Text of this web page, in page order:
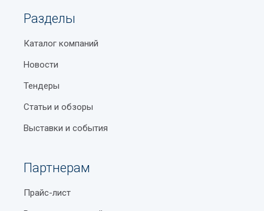
Разделы
Каталог компаний
Новости
Тендеры
Статьи и обзоры
Выставки и события
Партнерам
Прайс-лист